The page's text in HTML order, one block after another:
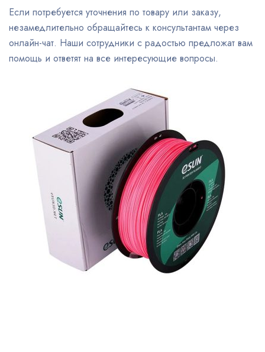
Если потребуется уточнения по товару или заказу,
незамедлительно обращайтесь к консультантам через
онлайн-чат. Наши сотрудники с радостью предложат вам
помощь и ответят на все интересующие вопросы.